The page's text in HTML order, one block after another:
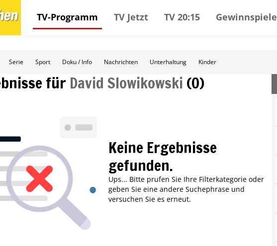
TV-Programm TV Jetzt TV 20:15 Gewinnspiele
Serie Sport Doku / Info Nachrichten Unterhaltung Kinder
für David Slowikowski (0)
Keine Ergebnisse
gefunden.
Ups... Bitte prufen Sie Ihre Filterkategorie oder
geben Sie eine andere Suchephrase und
versuchen Sie es erneut.